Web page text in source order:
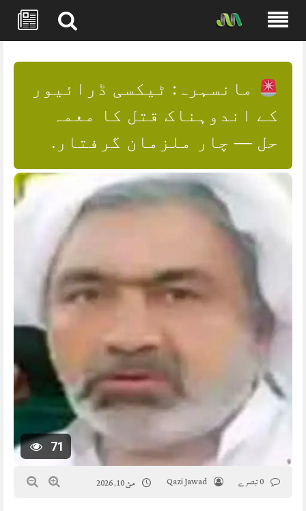
content
مانسہرہ: ٹیکسی ڈرائیور
کے اندوہناک قتل کا معمہ
حل — چار ملزمان گرفتار.
71
Qazi Jawad مئ 10, 2026